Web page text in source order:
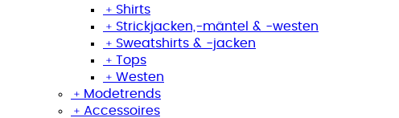
﹢ Shirts
﹢ Strickjacken,-mäntel & -westen
﹢ Sweatshirts & -jacken
﹢ Tops
﹢ Westen
﹢ Modetrends
﹢ Accessoires